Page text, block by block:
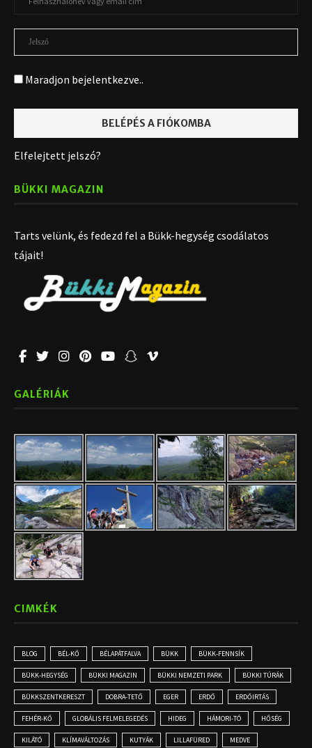
Maradjon bejelentkezve..
Elfelejtett jelszó?
BÜKKI MAGAZIN
Tarts velünk, és fedezd fel a Bükk-hegység csodálatos
tájait!
GALÉRIÁK
CIMKÉK
BLOG BÉL-KŐ BÉLAPÁTFALVA BÜKK BÜKK-FENNSÍK
BÜKK-HEGYSÉG BÜKKI MAGAZIN BÜKKI NEMZETI PARK BÜKKI TÚRÁK
BÜKKSZENTKERESZT DOBRA-TETŐ EGER ERDŐ ERDŐIRTÁS
FEHÉR-KŐ GLOBÁLIS FELMELEGEDÉS HIDEG HÁMORI-TÓ HŐSÉG
KILÁTÓ KLÍMAVÁLTOZÁS KUTYÁK LILLAFÜRED MEDVE